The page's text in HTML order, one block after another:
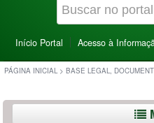
Início Portal Acesso à
PÁGINA INICIAL > BASE LEGAL,